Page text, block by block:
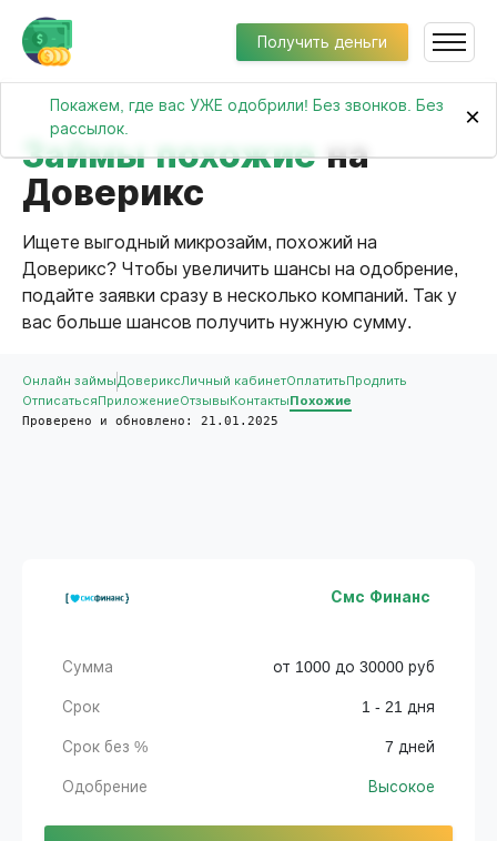
Покажем, где вас УЖЕ одобрили! Без звонков. Без
рассылок.
×
Получить деньги
Займы похожиена
Доверикс
Ищете выгодный микрозайм, похожий на
Доверикс? Чтобы увеличить шансы на одобрение,
подайте заявки сразу в несколько компаний. Так у
вас больше шансов получить нужную сумму.
Онлайн займы ДовериксЛичный кабинетОплатитьПродлить
ОтписатьсяПриложениеОтзывыКонтактыПохожие
Проверено и обновлено: 21.01.2025
Смс Финанс
Сумма от 1000 до 30000 руб
Срок 1 - 21 дня
Срок без % 7 дней
Одобрение Высокое